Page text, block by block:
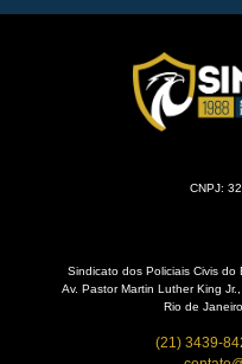
CNPJ:
Sindicato dos Policiais Civis
Av. Pastor Martin Luther King
Rio de
(21) 3439-